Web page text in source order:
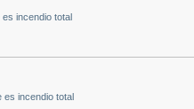
incendio total
es incendio total